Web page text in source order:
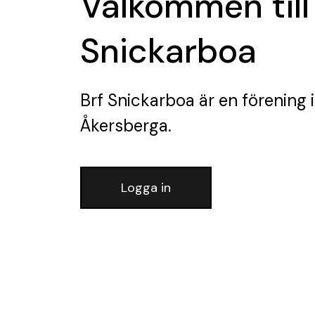
Snickarboa
Brf Snickarboa är en förening i
Åkersberga.
Logga in